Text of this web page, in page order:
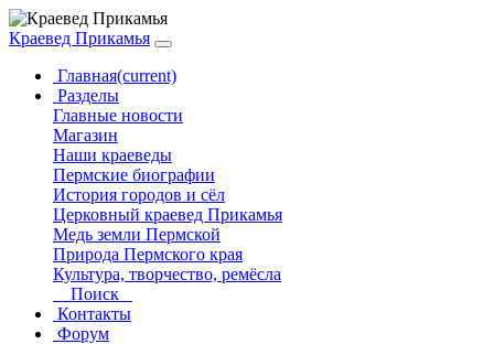
Краевед Прикамья
Главная(current)
Разделы
Главные новости
Магазин
Наши краеведы
Пермские биографии
История городов и сёл
Церковный краевед Прикамья
Медь земли Пермской
Природа Пермского края
Культура, творчество, ремёсла
Поиск
Контакты
Форум